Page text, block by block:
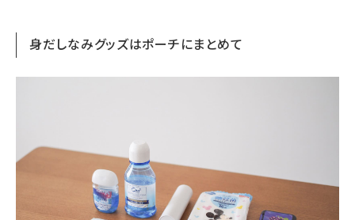
身だしなみグッズはポーチにまとめて